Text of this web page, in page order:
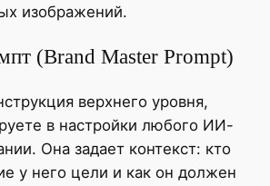
изображений.
(Brand Master Prompt)
верхнего уровня,
в настройки любого ИИ-
Она задает контекст: кто
у него цели и как он должен